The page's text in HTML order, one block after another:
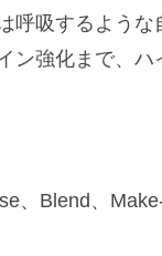
呼吸するよう
ン強化まで、
、Blend、